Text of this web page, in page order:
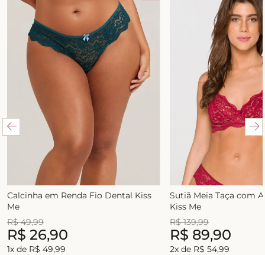
Calcinha em Renda Fio Dental Kiss
Me
R$ 49,99
R$ 26,90
1x de R$ 49,99
Sutiã Meia Taça com
Kiss Me
R$ 139,99
R$ 89,90
2x de R$ 54,99